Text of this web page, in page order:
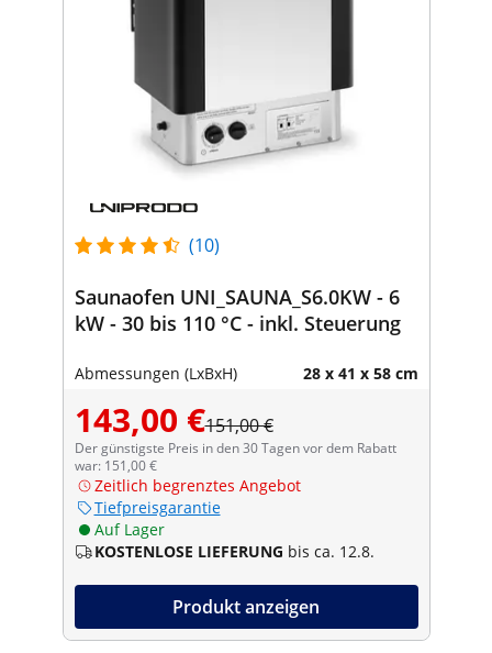
(10)
Saunaofen UNI_SAUNA_S6.0KW - 6
kW - 30 bis 110 °C - inkl. Steuerung
Abmessungen (LxBxH) 28 x 41 x 58 cm
143,00 €151,00 €
Der günstigste Preis in den 30 Tagen vor dem Rabatt
war: 151,00 €
Zeitlich begrenztes Angebot
Tiefpreisgarantie
Auf Lager
KOSTENLOSE LIEFERUNG bis ca. 12.8.
Produkt anzeigen